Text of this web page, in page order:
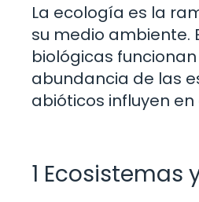
La ecología es la
su medio ambiente.
biológicas
abundancia de las
abióticos influyen
1 Ecosistemas